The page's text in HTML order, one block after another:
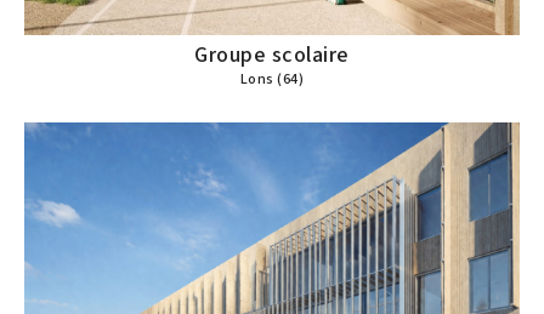
Groupe scolaire
Lons (64)